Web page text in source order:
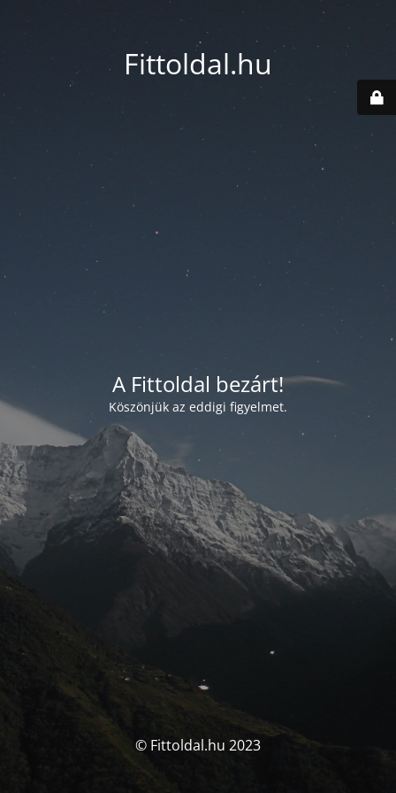
Fittoldal.hu
A Fittoldal bezárt!
Köszönjük az eddigi figyelmet.
© Fittoldal.hu 2023